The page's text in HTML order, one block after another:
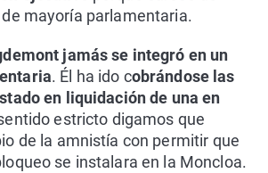
mayoría parlamentaria.
jamás se integró en un
. Él ha ido cobrándose las
en liquidación de una en
estricto digamos que
de la amnistía con permitir que
se instalara en la Moncloa.